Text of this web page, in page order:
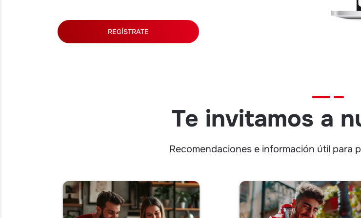
REGÍSTRATE
Te invitamos a
Recomendaciones e información útil para